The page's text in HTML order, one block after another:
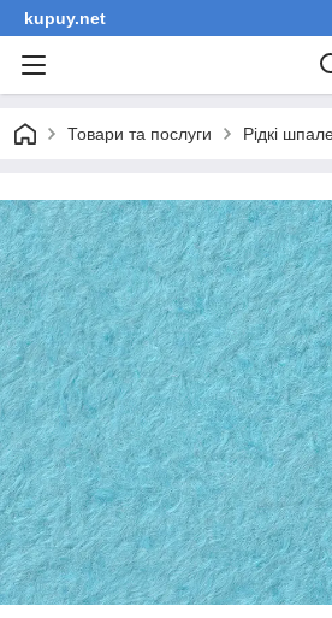
kupuy.net
Товари та послуги Рідкі